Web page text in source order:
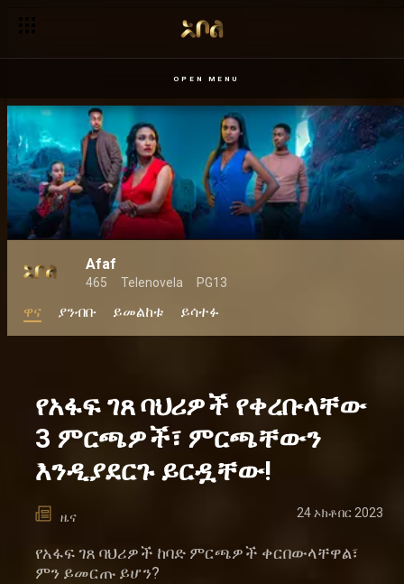
OPEN MENU
Afaf
465 Telenovela PG13
ዋና ያንብቡ ይመልከቱ ይሳተፉ
የአፋፍ ገጸ ባህሪዎች የቀረቡላቸው
3 ምርጫዎች፣ ምርጫቸውን
እንዲያደርጉ ይርዷቸው!
ዜና 24 ኦክቶበር 2023
የአፋፍ ገጸ ባህሪዎች ከባድ ምርጫዎች ቀርበውላቸዋል፣
ምን ይመርጡ ይሆን?